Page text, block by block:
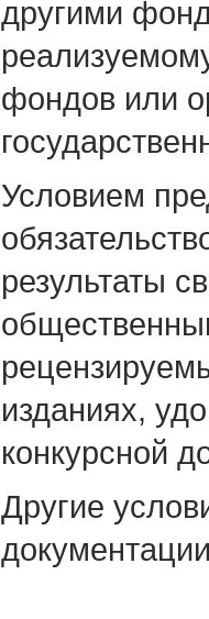
другими
фондов или
Условием
результаты
изданиях,
конкурсной
Другие